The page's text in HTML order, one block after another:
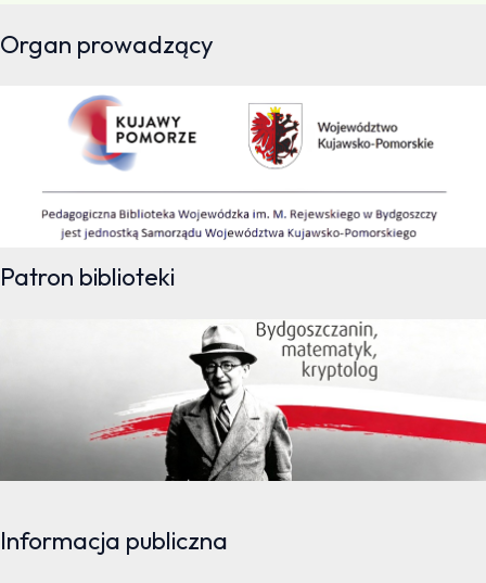
Organ prowadzący
Patron biblioteki
Informacja publiczna